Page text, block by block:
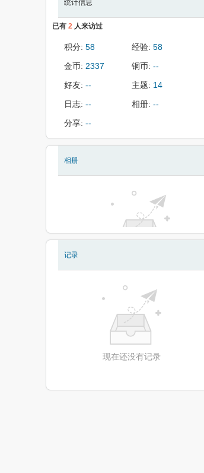
统计信息
已有 2 人来访过
积分: 58 经验: 58
金币: 2337 铜币: --
好友: -- 主题: 14
日志: -- 相册: --
分享: --
相册
记录
现在还没有记录